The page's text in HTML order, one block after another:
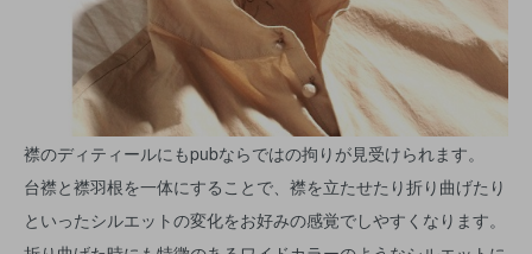
襟のディティールにもpubならではの拘りが見受けられます。
台襟と襟羽根を一体にすることで、襟を立たせたり折り曲げたり
といったシルエットの変化をお好みの感覚でしやすくなります。